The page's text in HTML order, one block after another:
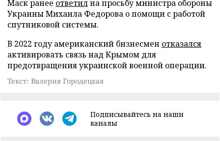
Маск ранее ответилна просьбу министра обороны
Украины Михаила Федорова о помощи с работой
спутниковой системы.
В 2022 году американский бизнесмен отказался
активировать связь над Крымом для
предотвращения украинской военной операции.
Текст: Валерия Городецкая
Подписывайтесь на наши
каналы